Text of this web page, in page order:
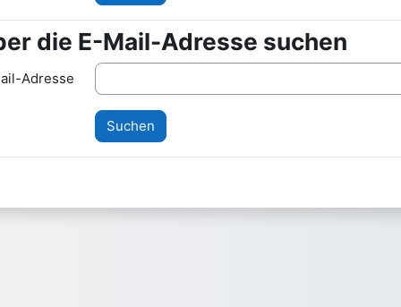
die E-Mail-Adresse suchen
die E-Mail-Adresse suchen
Adresse